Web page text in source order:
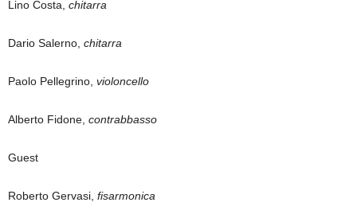
Lino Costa, chitarra
Dario Salerno, chitarra
Paolo Pellegrino, violoncello
Alberto Fidone, contrabbasso
Guest
Roberto Gervasi, fisarmonica